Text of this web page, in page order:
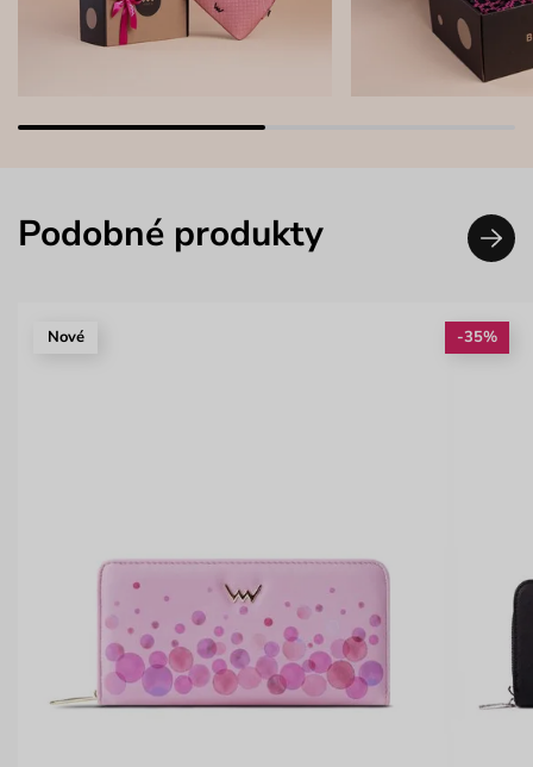
Podobné produkty
Nové -35%